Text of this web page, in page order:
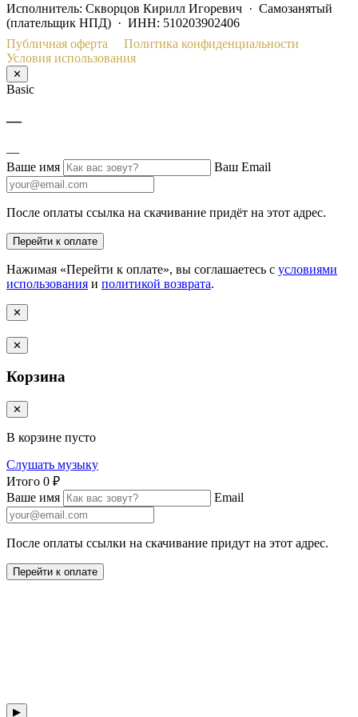
Исполнитель: Скворцов Кирилл Игоревич · Самозанятый
(плательщик НПД) · ИНН: 510203902406
Публичная оферта
Политика конфиденциальности
Условия использования
✕
Basic
—
—
Ваше имя
Ваш Email
После оплаты ссылка на скачивание придёт на этот адрес.
Перейти к оплате
Нажимая «Перейти к оплате», вы соглашаетесь с условиями
использования и политикой возврата.
✕
✕
Корзина
✕
В корзине пусто
Слушать музыку
Итого 0 ₽
Ваше имя
Email
После оплаты ссылки на скачивание придут на этот адрес.
Перейти к оплате
▶